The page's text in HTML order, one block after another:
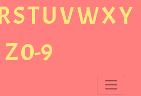
STUVWXY
Z0-9